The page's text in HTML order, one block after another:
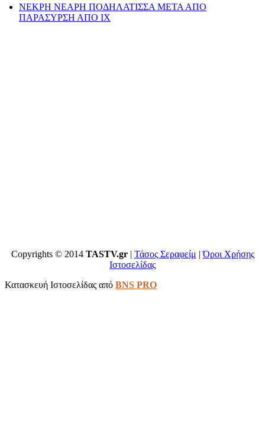
ΝΕΚΡΗ ΝΕΑΡΗ ΠΟΔΗΛΑΤΙΣΣΑ ΜΕΤΑ ΑΠΟ
ΠΑΡΑΣΥΡΣΗ ΑΠΟ ΙΧ
Copyrights © 2014 TASTV.gr| Τάσος Σεραφείμ |Όροι Χρήσης
Ιστοσελίδας
Κατασκευή Ιστοσελίδας από BNS PRO